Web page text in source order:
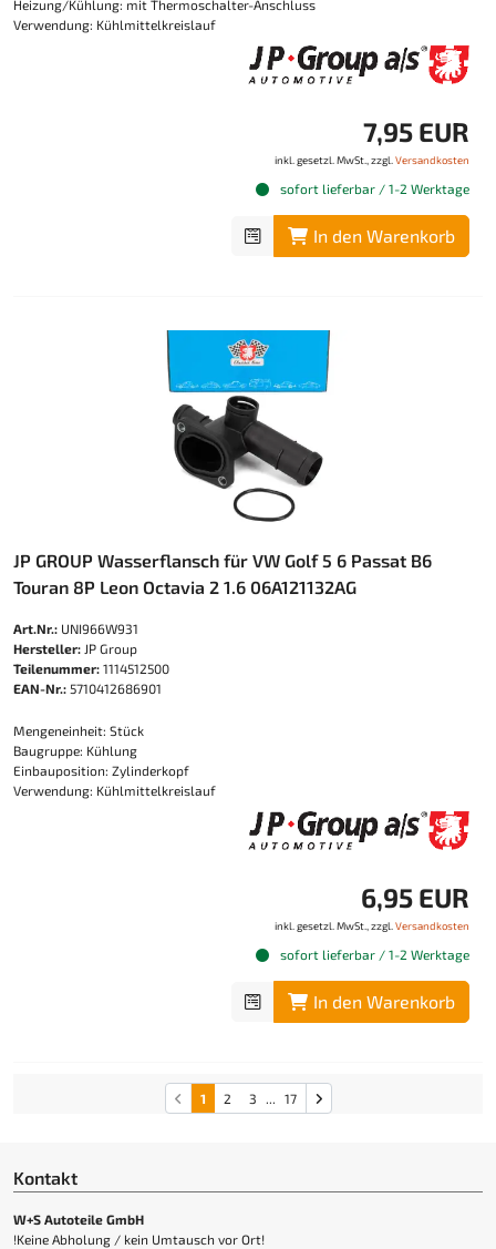
Heizung/Kühlung: mit Thermoschalter-Anschluss
Verwendung: Kühlmittelkreislauf
7,95 EUR
inkl. gesetzl. MwSt., zzgl. Versandkosten
sofort lieferbar / 1-2 Werktage
In den Warenkorb
JP GROUP Wasserflansch für VW Golf 5 6 Passat B6
Touran 8P Leon Octavia 2 1.6 06A121132AG
Art.Nr.: UNI966W931
Hersteller: JP Group
Teilenummer: 1114512500
EAN-Nr.: 5710412686901
Mengeneinheit: Stück
Baugruppe: Kühlung
Einbauposition: Zylinderkopf
Verwendung: Kühlmittelkreislauf
6,95 EUR
inkl. gesetzl. MwSt., zzgl. Versandkosten
sofort lieferbar / 1-2 Werktage
In den Warenkorb
1 2 3 ... 17
Kontakt
W+S Autoteile GmbH
!Keine Abholung / kein Umtausch vor Ort!